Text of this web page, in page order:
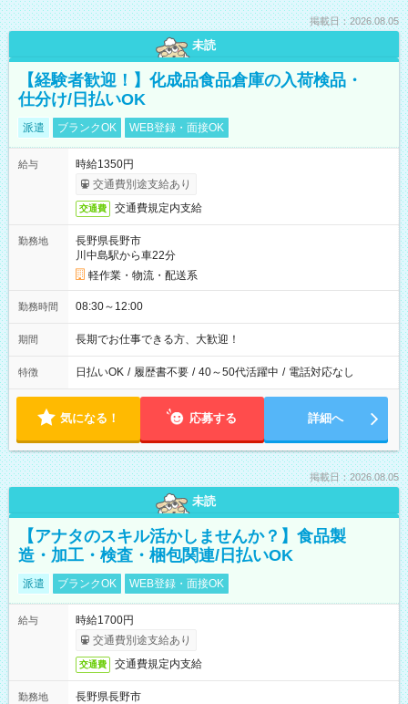
掲載日：2026.08.05
未読
【経験者歓迎！】化成品食品倉庫の入荷検品・
仕分け/日払いOK
派遣 ブランクOK WEB登録・面接OK
給与
時給1350円
交通費別途支給あり
交通費 交通費規定内支給
勤務地
長野県長野市
川中島駅から車22分
軽作業・物流・配送系
勤務時間 08:30～12:00
期間 長期でお仕事できる方、大歓迎！
特徴 日払いOK / 履歴書不要 / 40～50代活躍中 / 電話対応なし
気になる！ 応募する 詳細へ
掲載日：2026.08.05
未読
【アナタのスキル活かしませんか？】食品製
造・加工・検査・梱包関連/日払いOK
派遣 ブランクOK WEB登録・面接OK
給与
時給1700円
交通費別途支給あり
交通費 交通費規定内支給
勤務地
長野県長野市